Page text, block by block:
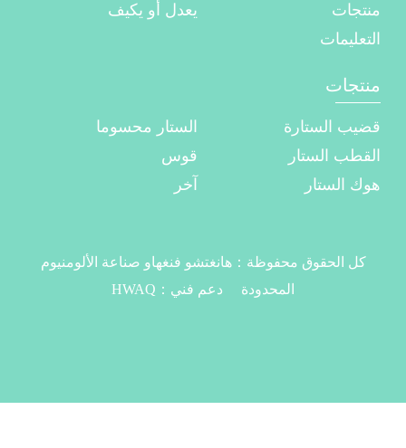
منتجات
يعدل أو يكيف
التعليمات
منتجات
قضيب الستارة
الستار محسوما
القطب الستار
قوس
هوك الستار
آخر
كل الحقوق محفوظة：هانغتشو فنغهاو صناعة الألومنيوم
المحدودة دعم فني： HWAQ